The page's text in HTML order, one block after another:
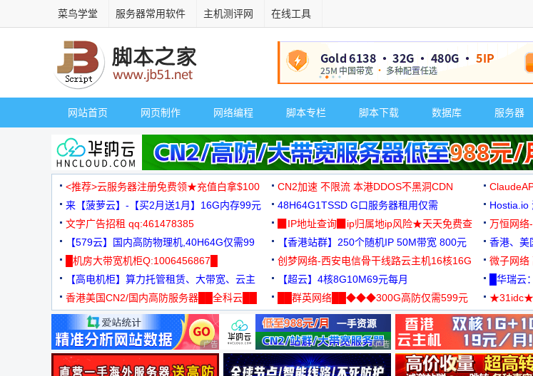
菜鸟学堂 服务器常用软件 主机测评网 在线工具
网站首页 网页制作 网络编程 脚本专栏 脚本下载 数据库 服务器
<推荐>云服务器注册免费领★充值白拿$100 CN2加速 不限流 本港DDOS不黑洞CDN
来【菠萝云】-【买2月送1月】16G内存99元
48H64G1TSSD G口服务器租用仅需
3000+可免费测试
Hostia.io
文字广告招租 qq:461478385
▉IP地址查询▉ip归属地ip风险★天天免费查
万恒网络
99元/月起
【579云】国内高防物理机,40H64G仅需99
元
【香港站群】250个随机IP 50M带宽 800元 香港、美
█机房大带宽机柜Q:1006456867█
创梦网络-西安电信骨干线路云主机16核16G
88元/月
微子网络
【高电机柜】算力托管租赁、大带宽、云主
机
【超云】4核8G10M69元每月 █华瑞云
香港美国CN2/国内高防服务器██全科云██
██群英网络██◆◆◆300G高防仅需599元
◆◆◆
★31idc★
用◆
广告 商业广告，理性选择 广告 商业广告，理性选择